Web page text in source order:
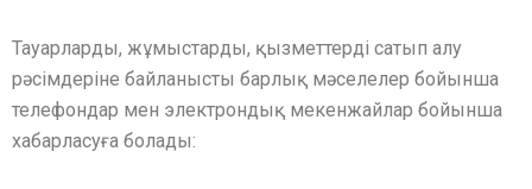
Тауарларды, жұмыстарды, қызметтерді сатып алу
рәсімдеріне байланысты барлық мәселелер бойынша
телефондар мен электрондық мекенжайлар бойынша
хабарласуға болады: